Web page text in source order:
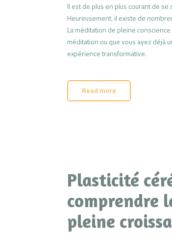
Il est de plus en plus courant de
Heureusement, il existe de
La méditation de pleine
méditation ou que vous ayez déjà
expérience transformative.
Read more
Plasticité
comprendre
pleine